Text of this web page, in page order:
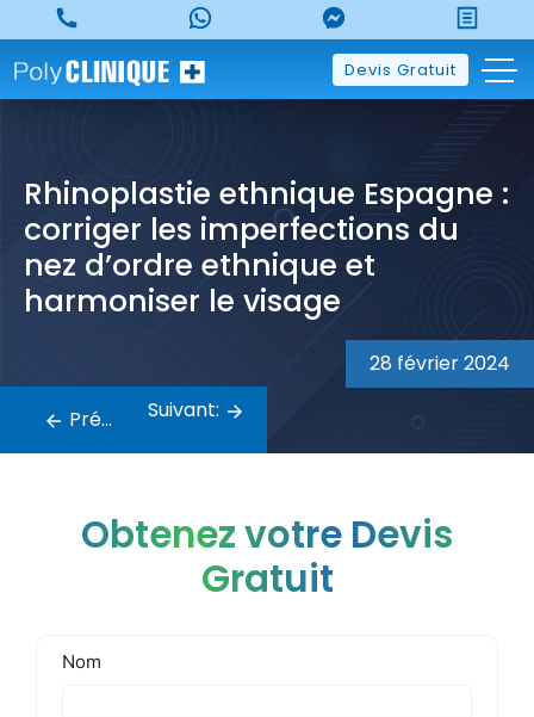
to
content
Devis Gratuit
Rhinoplastie ethnique Espagne :
corriger les imperfections du
nez d’ordre ethnique et
harmoniser le visage
28 février 2024
de
l’article
Précédent: Suivant:
Obtenez votre Devis
Gratuit